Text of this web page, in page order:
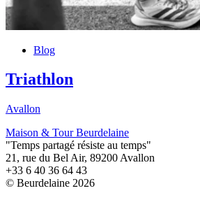
Blog
Triathlon
Avallon
Maison & Tour Beurdelaine
"Temps partagé résiste au temps"
21, rue du Bel Air, 89200 Avallon
+33 6 40 36 64 43
© Beurdelaine 2026